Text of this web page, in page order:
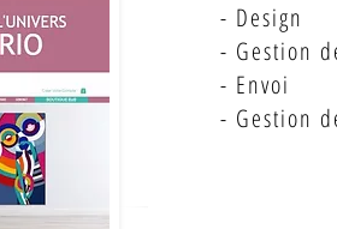
- Design
- Gestion
- Envoi
- Gestion